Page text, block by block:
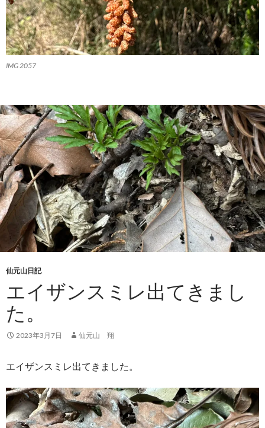
IMG 2057
仙元山日記
エイザンスミレ出てきまし
た。
2023年3月7日 仙元山 翔
エイザンスミレ出てきました。